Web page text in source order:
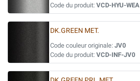
Code du produit: VCD-HYU-WEA
DK.GREEN MET.
Code couleur originale: JV0
Code du produit: VCD-INF-JV0